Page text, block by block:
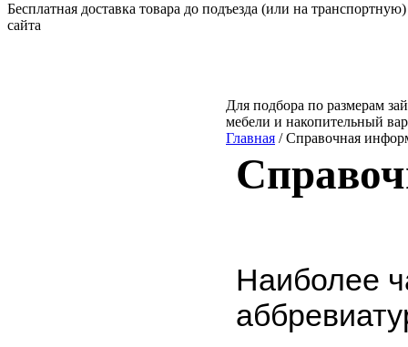
Бесплатная доставка товара до подъезда (или на
сайта
Для подбора по размерам
мебели и накопительный
Главная / Справочная
Наиболее